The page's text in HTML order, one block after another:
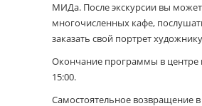
МИДа. После экскурсии вы
многочисленных кафе,
заказать свой портрет
Окончание программы в центре
15:00.
Самостоятельное возвращение в